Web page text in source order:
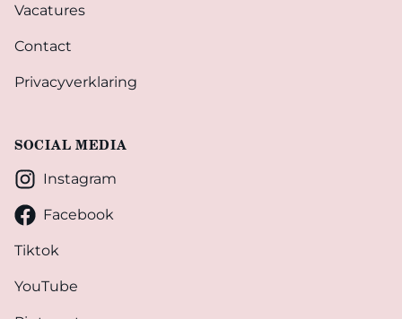
Vacatures
Contact
Privacyverklaring
SOCIAL MEDIA
Instagram
Facebook
Tiktok
YouTube